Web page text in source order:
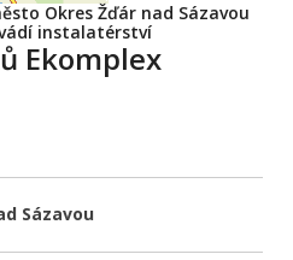
Okres Žďár nad Sázavou
instalatérství
Ekomplex
Sázavou